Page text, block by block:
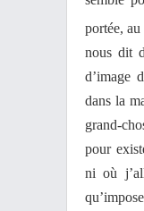
portée, au
nous dit
d’image
dans la
grand-
pour
ni où